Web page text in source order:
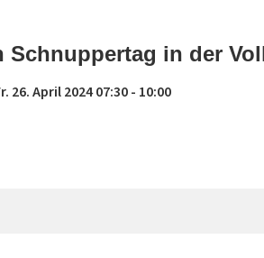
Schnuppertag in der
26. April 2024 07:30 - 10:00